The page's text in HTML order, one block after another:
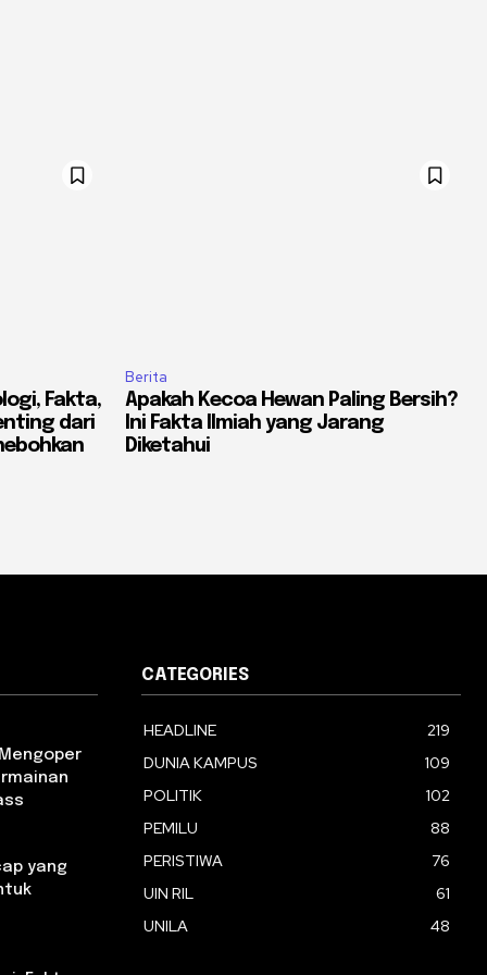
Fakta,
dari
Berita
Apakah Kecoa Hewan Paling Bersih?
Ini Fakta Ilmiah yang Jarang
Diketahui
yang
CATEGORIES
HEADLINE
219
DUNIA KAMPUS
109
POLITIK
102
PEMILU
88
PERISTIWA
76
UIN RIL
61
UNILA
48